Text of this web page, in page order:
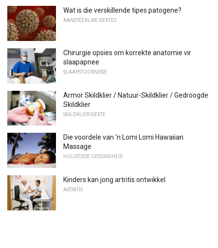
Wat is die verskillende tipes patogene?
AANSTEEKLIKE SIEKTES
Chirurgie opsies om korrekte anatomie vir
slaapapnee
SLAAPSTOORNISSE
Armor Skildklier / Natuur-Skildklier / Gedroogde
Skildklier
SKILDKLIER SIEKTE
Die voordele van 'n Lomi Lomi Hawaiian
Massage
HOLISTIESE GESONDHEID
Kinders kan jong artritis ontwikkel
ARTRITIS